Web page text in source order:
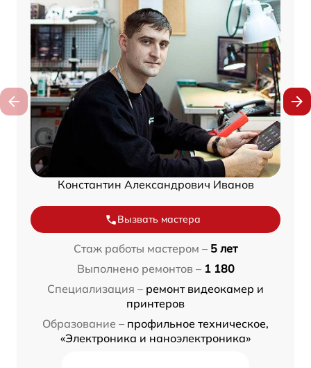
Константин Александрович Иванов
Вызвать мастера
Стаж работы мастером – 5 лет
Выполнено ремонтов – 1 180
Специализация – ремонт видеокамер и
принтеров
Образование – профильное техническое,
«Электроника и наноэлектроника»